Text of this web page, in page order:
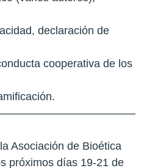
declaración de
cooperativa de los
Asociación de Bioética
próximos días 19-21 de